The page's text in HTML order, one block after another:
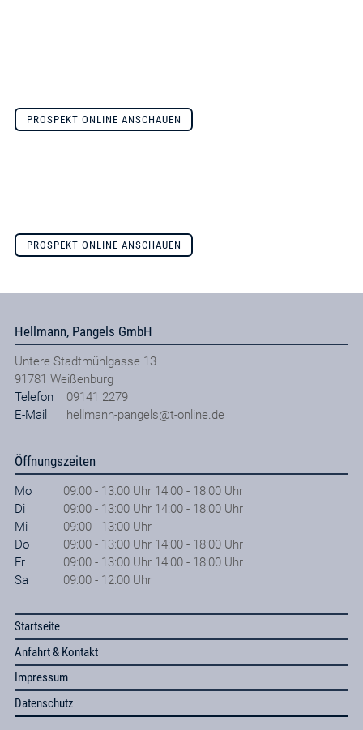
PROSPEKT ONLINE ANSCHAUEN
PROSPEKT ONLINE ANSCHAUEN
Hellmann, Pangels GmbH
Untere Stadtmühlgasse 13
91781 Weißenburg
Telefon
09141 2279
E-Mail
hellmann-pangels@t-online.de
Öffnungszeiten
Mo
09:00 - 13:00 Uhr 14:00 - 18:00 Uhr
Di
09:00 - 13:00 Uhr 14:00 - 18:00 Uhr
Mi
09:00 - 13:00 Uhr
Do
09:00 - 13:00 Uhr 14:00 - 18:00 Uhr
Fr
09:00 - 13:00 Uhr 14:00 - 18:00 Uhr
Sa
09:00 - 12:00 Uhr
Startseite
Anfahrt & Kontakt
Impressum
Datenschutz